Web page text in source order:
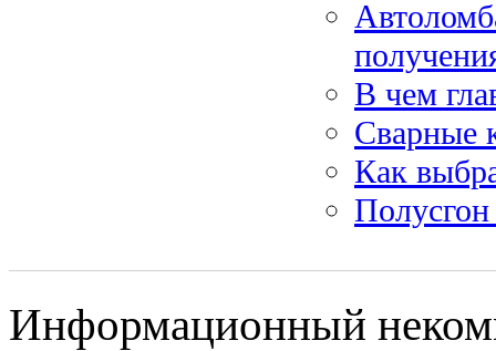
В чем
Сварные
Как
Информационный